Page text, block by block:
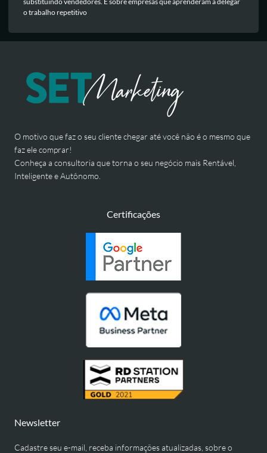
o trabalho repetitivo
O motivo que faz o seu cliente chegar até você não é o mesmo que
faz ele comprar!
Conheça a consultoria que torna o seu negócio mais Rentável,
Inteligente e Autônomo.
Certificações
Newsletter
Cadastre seu e-mail, receba informações atualizadas, sobre o